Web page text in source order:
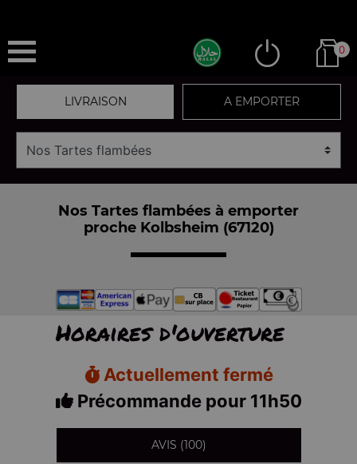
0
LIVRAISON A EMPORTER
Nos Tartes flambées à emporter
proche Kolbsheim (67120)
Horaires d'ouverture
Actuellement fermé
Précommande pour 11h50
AVIS (100)